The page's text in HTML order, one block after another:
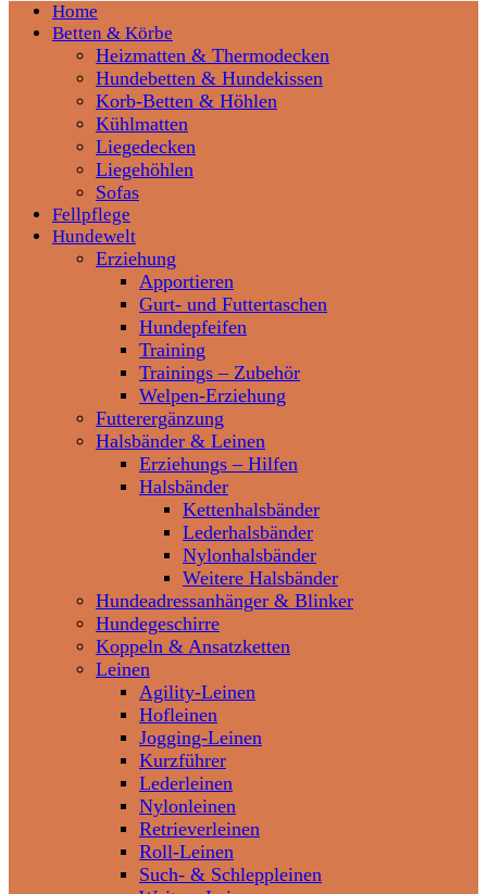
Home
Betten & Körbe
Heizmatten & Thermodecken
Hundebetten & Hundekissen
Korb-Betten & Höhlen
Kühlmatten
Liegedecken
Liegehöhlen
Sofas
Fellpflege
Hundewelt
Erziehung
Apportieren
Gurt- und Futtertaschen
Hundepfeifen
Training
Trainings – Zubehör
Welpen-Erziehung
Futterergänzung
Halsbänder & Leinen
Erziehungs – Hilfen
Halsbänder
Kettenhalsbänder
Lederhalsbänder
Nylonhalsbänder
Weitere Halsbänder
Hundeadressanhänger & Blinker
Hundegeschirre
Koppeln & Ansatzketten
Leinen
Agility-Leinen
Hofleinen
Jogging-Leinen
Kurzführer
Lederleinen
Nylonleinen
Retrieverleinen
Roll-Leinen
Such- & Schleppleinen